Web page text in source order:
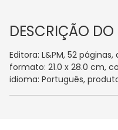
DESCRIÇÃO
Editora: L&PM, 52
formato: 21.0 x 28.0 cm,
idioma: Português,